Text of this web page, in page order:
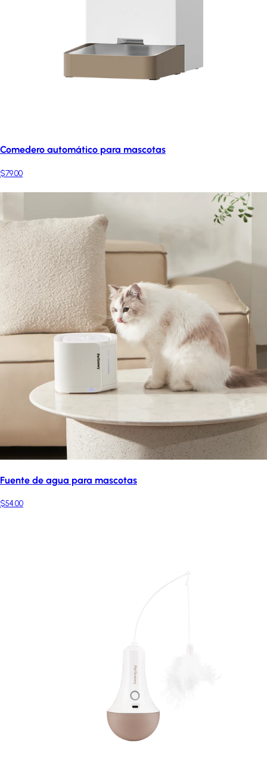
Comedero automático para mascotas
$79.00
Fuente de agua para mascotas
$54.00